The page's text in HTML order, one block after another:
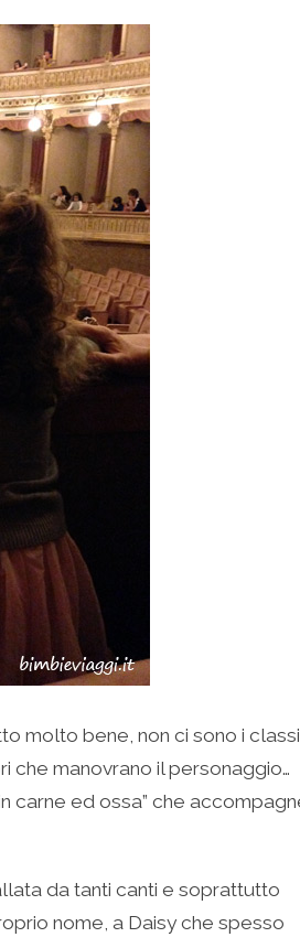
molto bene, non ci sono i
che manovrano il personaggio…
carne ed ossa” che
da tanti canti e soprattutto
nome, a Daisy che spesso